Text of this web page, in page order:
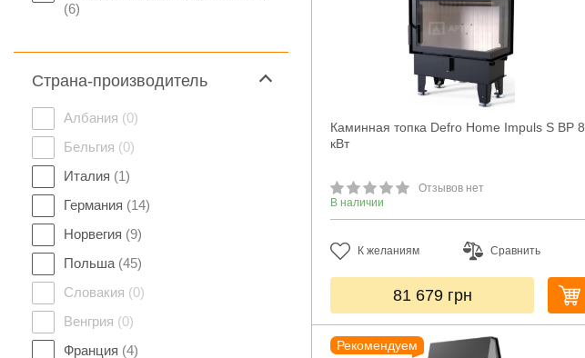
(6)
Страна-производитель
Албания (0)
Бельгия (0)
Италия (1)
Германия (14)
Норвегия (9)
Польша (45)
Словакия (0)
Венгрия (0)
Франция (4)
Каминная топка Defro Home Impuls S BP 8
кВт
Отзывов нет
В наличии
К желаниям Сравнить
81 679 грн
Рекомендуем